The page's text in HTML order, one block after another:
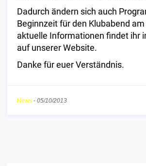
Dadurch ändern sich auch
Beginnzeit für den Klubabend
aktuelle Informationen findet ihr
auf unserer Website.
Danke für euer Verständnis.
News - 05/10/2013